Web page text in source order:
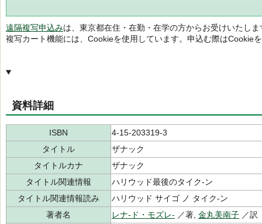
遠隔複写申込みは、東京都在住・在勤・在学の方からお受けいたしま
複写カート機能には、Cookieを使用しています。申込む際はCookie
資料詳細
ISBN
4-15-203319-3
タイトル
ザナック
タイトルカナ
ザナック
タイトル関連情報
ハリウッド最後のタイク-ン
タイトル関連情報読み
ハリウッド サイゴ ノ タイク-ン
著者名
レナ-ド・モズレ- ／著, 金丸美南子 ／訳